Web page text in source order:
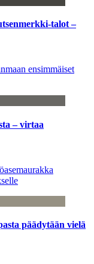
talot –
ensimmäiset
– virtaa
päädytään vielä